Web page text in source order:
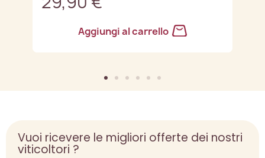
Aggiungi al carrello
Vuoi ricevere le migliori offerte dei nostri
viticoltori ?